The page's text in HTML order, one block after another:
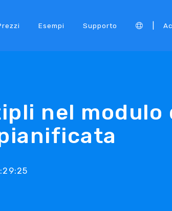
Esempi Supporto
nel modulo